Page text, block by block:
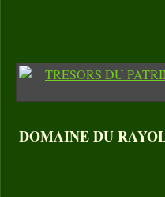
DOMAINE DU